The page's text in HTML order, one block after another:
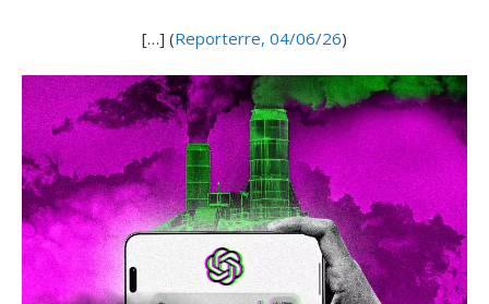
[…] (Reporterre, 04/06/26)